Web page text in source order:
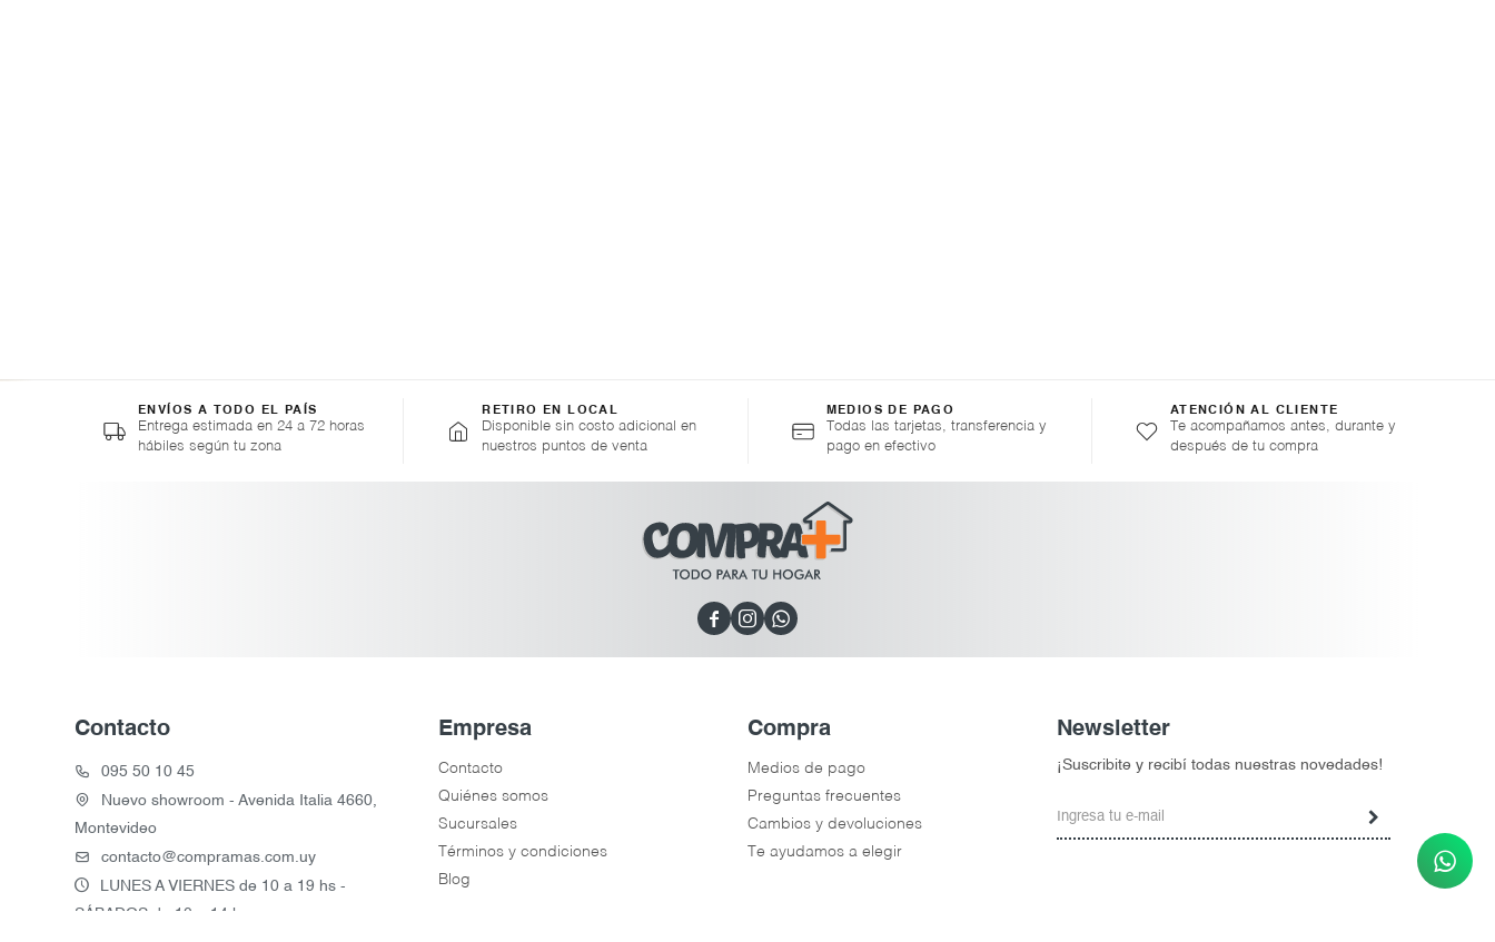
ENVÍOS A TODO EL PAÍS
Entrega estimada en 24 a 72 horas
hábiles según tu zona
RETIRO EN LOCAL
Disponible sin costo adicional en
nuestros puntos de venta
MEDIOS DE PAGO
Todas las tarjetas, transferencia y
pago en efectivo
ATENCIÓN AL CLIENTE
Te acompañamos antes, durante y
después de tu compra
  
Contacto
095 50 10 45
Nuevo showroom - Avenida Italia 4660,
Montevideo
contacto@compramas.com.uy
LUNES A VIERNES de 10 a 19 hs -
SÁBADOS de 10 a 14 hs
Empresa
Contacto
Quiénes somos
Sucursales
Términos y condiciones
Blog
Compra
Medios de pago
Preguntas frecuentes
Cambios y devoluciones
Te ayudamos a elegir
Newsletter
¡Suscribite y recibí todas nuestras novedades!